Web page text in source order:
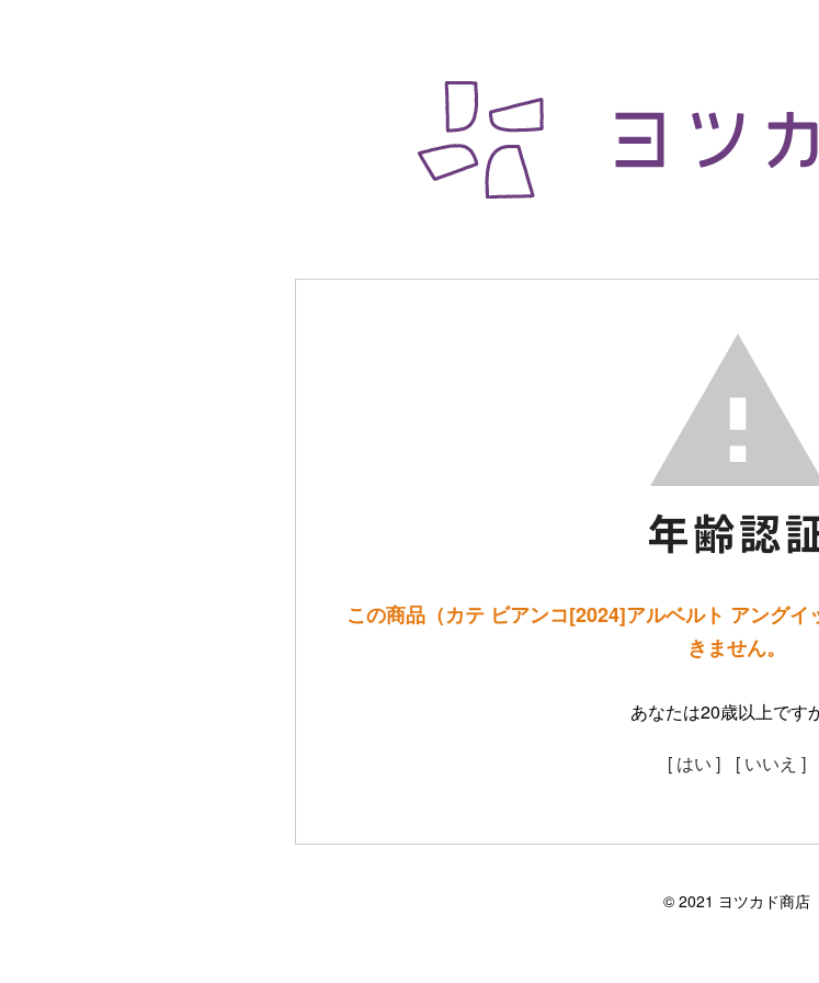
この商品（カテ ビアンコ[2024]アルベルト アング
きません。
あなたは20歳以上です
[ はい ] [ いいえ ]
©︎ 2021 ヨツカド商店